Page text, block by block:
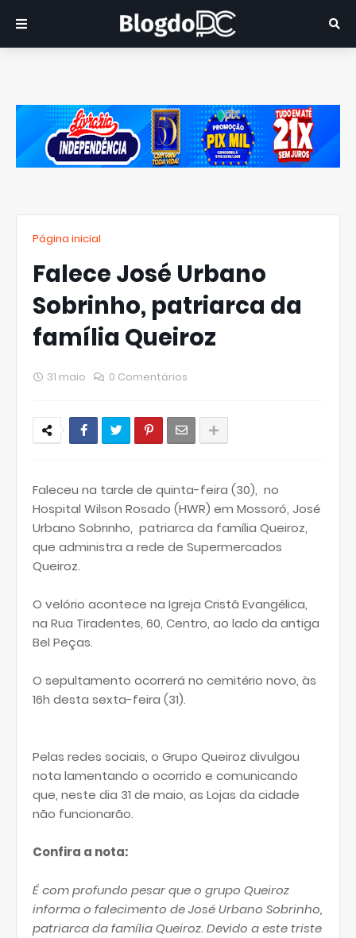
Página inicial
Falece José Urbano
Sobrinho, patriarca da
família Queiroz
31 maio 0 Comentários
Faleceu na tarde de quinta-feira (30), no
Hospital Wilson Rosado (HWR) em Mossoró, José
Urbano Sobrinho, patriarca da família Queiroz,
que administra a rede de Supermercados
Queiroz.
O velório acontece na Igreja Cristã Evangélica,
na Rua Tiradentes, 60, Centro, ao lado da antiga
Bel Peças.
O sepultamento ocorrerá no cemitério novo, às
16h desta sexta-feira (31).
Pelas redes sociais, o Grupo Queiroz divulgou
nota lamentando o ocorrido e comunicando
que, neste dia 31 de maio, as Lojas da cidade
não funcionarão.
Confira a nota:
É com profundo pesar que o grupo Queiroz
informa o falecimento de José Urbano Sobrinho,
patriarca da família Queiroz. Devido a este triste